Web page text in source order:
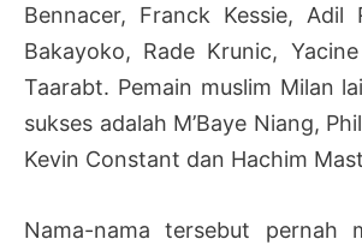
Bennacer, Franck Kessie, Adil
Bakayoko, Rade Krunic,
Taarabt. Pemain muslim Milan
sukses adalah M’Baye Niang,
Kevin Constant dan Hachim
Nama-nama tersebut pernah